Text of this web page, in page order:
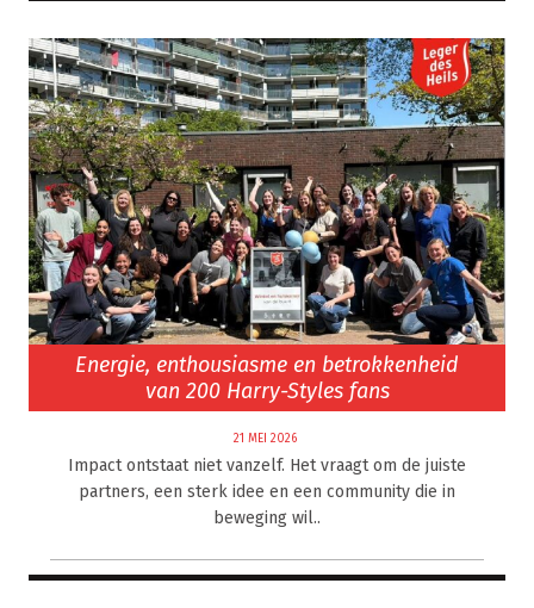
Energie, enthousiasme en betrokkenheid
van 200 Harry-Styles fans
21 MEI 2026
Impact ontstaat niet vanzelf. Het vraagt om de juiste
partners, een sterk idee en een community die in
beweging wil..